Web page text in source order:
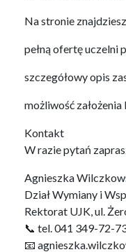
Na stronie
pełną ofertę uczelni
szczegółowy opis
możliwość
Kontakt
W razie pytań
Agnieszka
Dział Wymiany i
Rektorat UJK, ul.
📞 tel. 041 349-72-
📧